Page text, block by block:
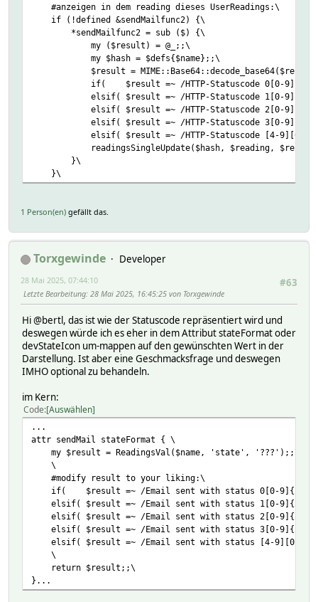
#anzeigen in dem reading dieses UserReadings:\
if (!defined &sendMailfunc2) {\
*sendMailfunc2 = sub ($) {\
my ($result) = @_;;\
my $hash = $defs{$name};;\
$result =
if( $result =~ /HTTP-Statuscode 0[0-9]{2}/ )
elsif( $result =~ /HTTP-Statuscode 1[0-
elsif( $result =~ /HTTP-Statuscode 2[0-
elsif( $result =~ /HTTP-Statuscode 3[0-9]{2}/
elsif( $result =~ /HTTP-Statuscode [4-9][0-
readingsSingleUpdate($hash, $reading,
}\
}\
1 Person(en) gefällt das.
Torxgewinde
Developer
#63
28 Mai 2025, 07:44:10
Letzte Bearbeitung: 28 Mai 2025, 16:45:25 von Torxgewinde
Hi @bertl, das ist wie der Statuscode repräsentiert wird und
deswegen würde ich es eher in dem Attribut stateFormat oder
devStateIcon um-mappen auf den gewünschten Wert in der
Darstellung. Ist aber eine Geschmacksfrage und deswegen
IMHO optional zu behandeln.
im Kern:
Code Auswählen
...
attr sendMail stateFormat { \
my $result = ReadingsVal($name, 'state', '???');;\
\
#modify result to your liking:\
if( $result =~ /Email sent with status 0[0-9]{2}/
elsif( $result =~ /Email sent with status 1[0-
elsif( $result =~ /Email sent with status 2[0-
elsif( $result =~ /Email sent with status 3[0-
elsif( $result =~ /Email sent with status [4-9][0-
\
return $result;;\
}...